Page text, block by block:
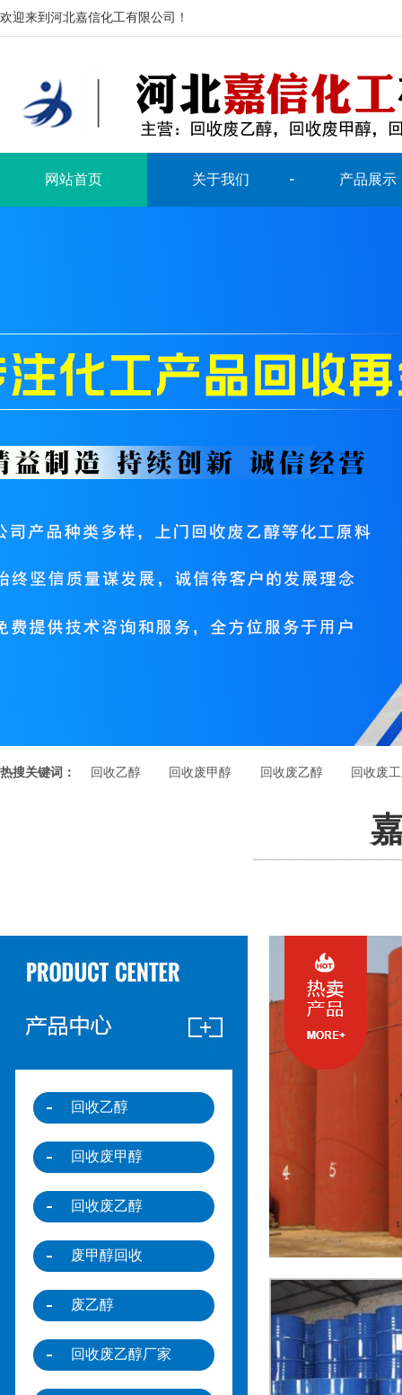
欢迎来到河北嘉信化工有限公司！
网站首页 关于我们 产品展示
热搜关键词： 回收乙醇 回收废甲醇 回收废乙醇 回收废
回收乙醇
回收废甲醇
回收废乙醇
废甲醇回收
废乙醇
回收废乙醇厂家